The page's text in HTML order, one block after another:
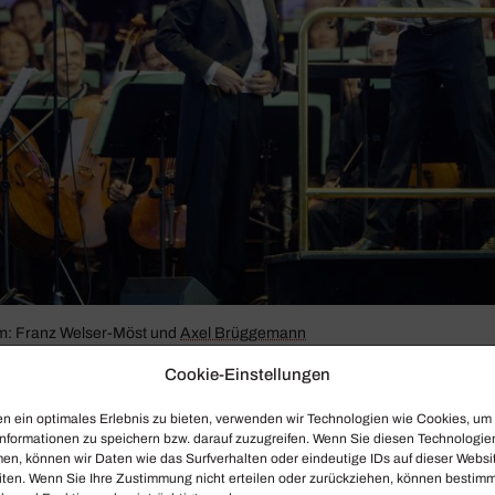
Cookie-Einstellungen
ein optimales Erlebnis zu bieten, verwenden wir Technologien wie Cookies, um
zu speichern bzw. darauf zuzugreifen. Wenn Sie diesen
können wir Daten wie das Surfverhalten oder eindeutige IDs auf dieser
Wenn Sie Ihre Zustimmung nicht erteilen oder zurückziehen, können
Franz Welser-Möst und Axel Brüg­ge­mann
und Ansichten hat Axel Brüg­ge­mann nach
Im Nach­wort hono­riert der Musik­jour­na­list, dass der
Momente“, aber auch „lehr­reiche Nieder­lagen“